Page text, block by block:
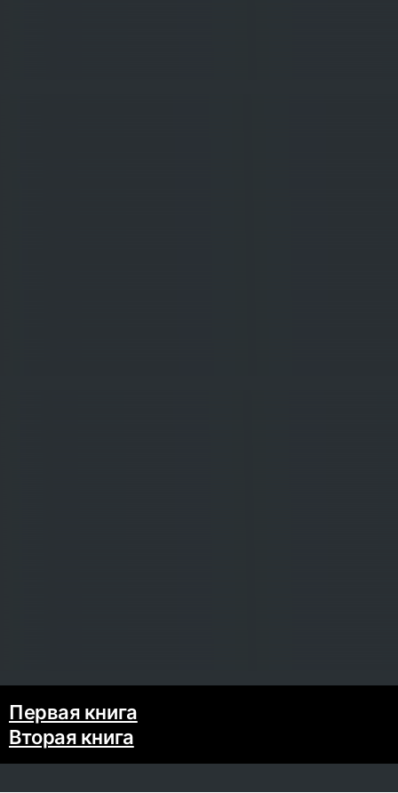
Первая книга
Вторая книга